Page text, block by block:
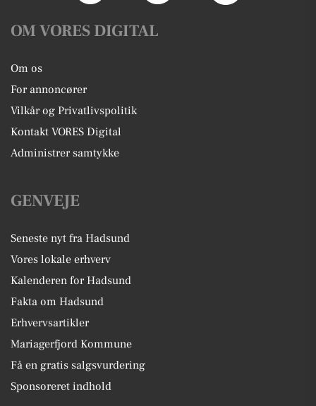
OM VORES DIGITAL
Om os
For annoncører
Vilkår og Privatlivspolitik
Kontakt VORES Digital
Administrer samtykke
GENVEJE
Seneste nyt fra Hadsund
Vores lokale erhverv
Kalenderen for Hadsund
Fakta om Hadsund
Erhvervsartikler
Mariagerfjord Kommune
Få en gratis salgsvurdering
Sponsoreret indhold